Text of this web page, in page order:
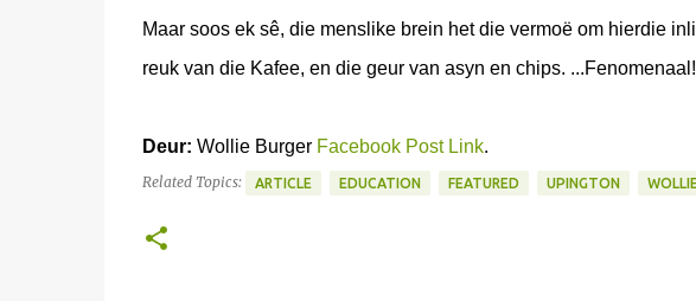
Maar soos ek sê, die menslike brein het die vermoë om hierdie
reuk van die Kafee, en die geur van asyn en chips. ...Fenomenaal!
Deur: Wollie Burger Facebook Post Link.
Related Topics: ARTICLE EDUCATION FEATURED UPINGTON